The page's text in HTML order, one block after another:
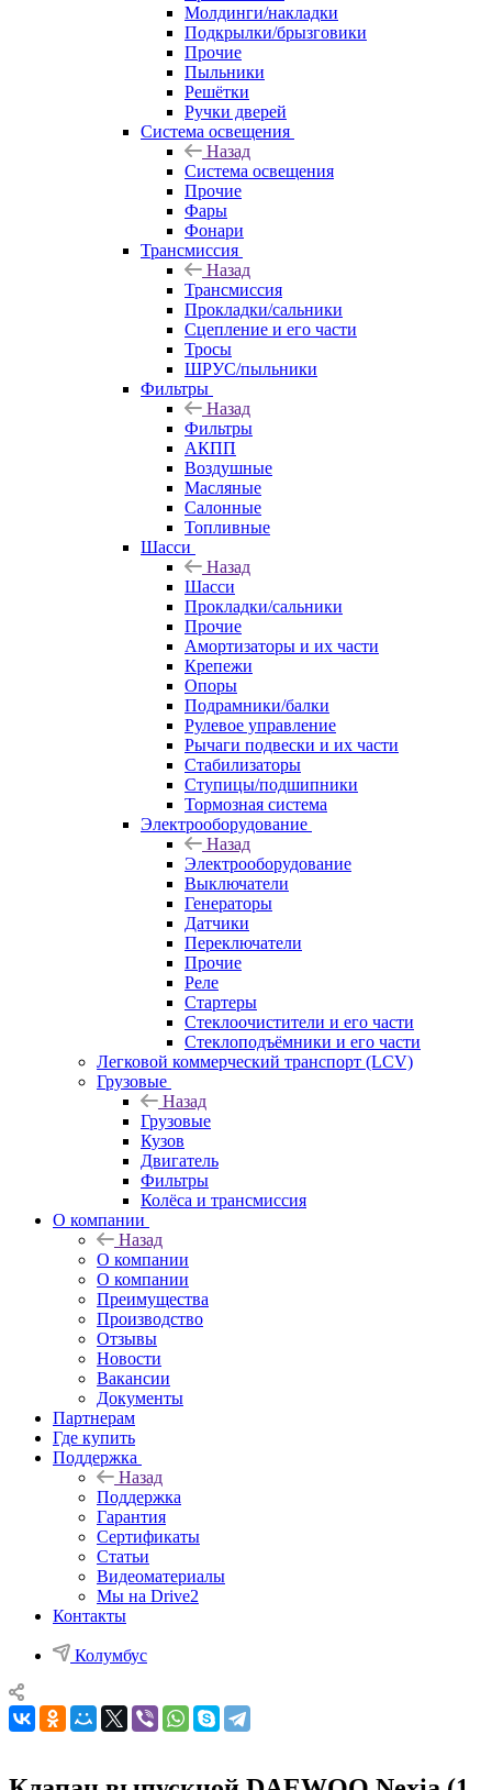
Молдинги/накладки
Подкрылки/брызговики
Прочие
Пыльники
Решётки
Ручки дверей
Система освещения
Назад
Система освещения
Прочие
Фары
Фонари
Трансмиссия
Назад
Трансмиссия
Прокладки/сальники
Сцепление и его части
Тросы
ШРУС/пыльники
Фильтры
Назад
Фильтры
АКПП
Воздушные
Масляные
Салонные
Топливные
Шасси
Назад
Шасси
Прокладки/сальники
Прочие
Амортизаторы и их части
Крепежи
Опоры
Подрамники/балки
Рулевое управление
Рычаги подвески и их части
Стабилизаторы
Ступицы/подшипники
Тормозная система
Электрооборудование
Назад
Электрооборудование
Выключатели
Генераторы
Датчики
Переключатели
Прочие
Реле
Стартеры
Стеклоочистители и его части
Стеклоподъёмники и его части
Легковой коммерческий транспорт (LCV)
Грузовые
Назад
Грузовые
Кузов
Двигатель
Фильтры
Колёса и трансмиссия
О компании
Назад
О компании
О компании
Преимущества
Производство
Отзывы
Новости
Вакансии
Документы
Партнерам
Где купить
Поддержка
Назад
Поддержка
Гарантия
Сертификаты
Статьи
Видеоматериалы
Мы на Drive2
Контакты
Колумбус